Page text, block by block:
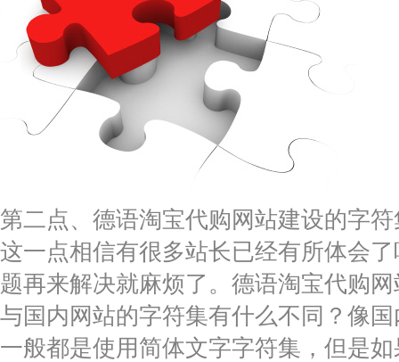
第二点、德语淘宝代购网站建设的字
这一点相信有很多站长已经有所体会
题再来解决就麻烦了。德语淘宝代购
与国内网站的字符集有什么不同？像
一般都是使用简体文字字符集，但是